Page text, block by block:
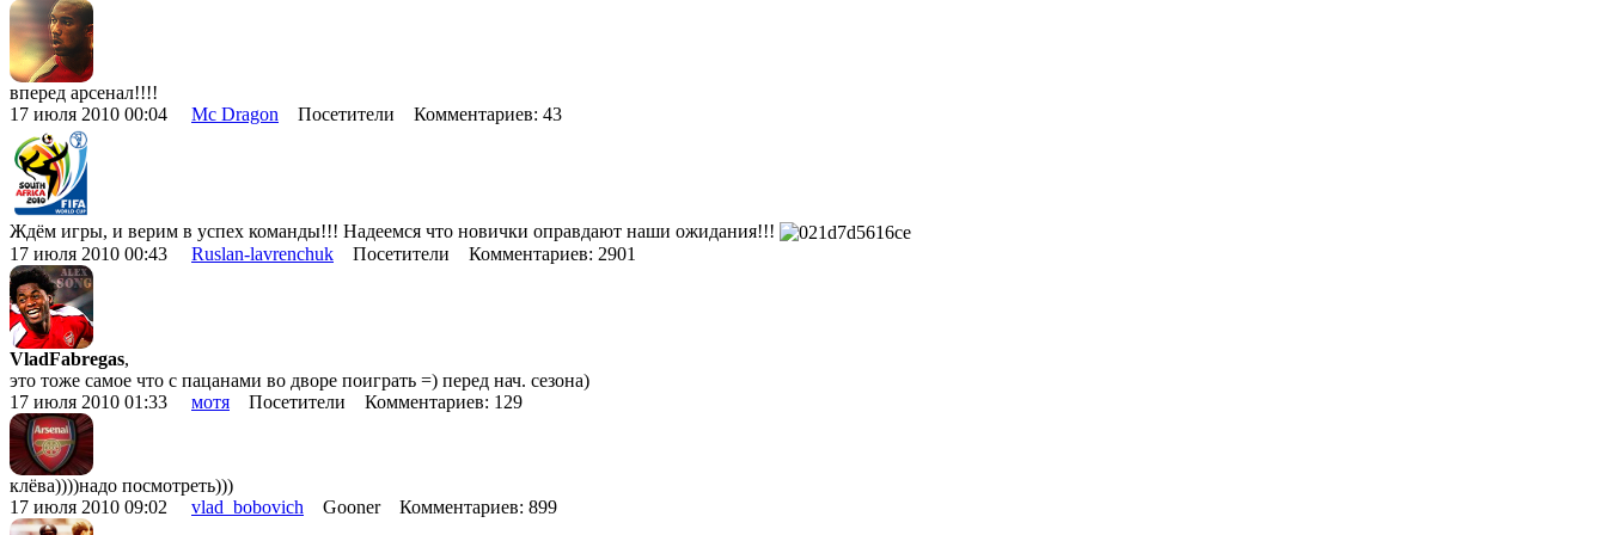
вперед арсенал!!!!
17 июля 2010 00:04 Mc Dragon Посетители Комментариев: 43
Ждём игры, и верим в успех команды!!! Надеемся что новички оправдают наши ожидания!!!
17 июля 2010 00:43 Ruslan-lavrenchuk Посетители Комментариев: 2901
VladFabregas,
это тоже самое что с пацанами во дворе поиграть =) перед нач. сезона)
17 июля 2010 01:33 мотя Посетители Комментариев: 129
клёва))))надо посмотреть)))
17 июля 2010 09:02 vlad_bobovich Gooner Комментариев: 899